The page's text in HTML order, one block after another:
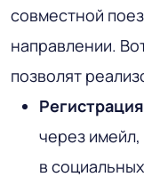
совместной
направлении.
позволят
через
в